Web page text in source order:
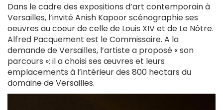
Dans le cadre des expositions d’art contemporain à
Versailles, l’invité Anish Kapoor scénographie ses
oeuvres au coeur de celle de Louis XIV et de Le Nôtre.
Alfred Pacquement est le Commissaire. A la
demande de Versailles, l’artiste a proposé « son
parcours »: il a choisi ses œuvres et leurs
emplacements à l’intérieur des 800 hectars du
domaine de Versailles.